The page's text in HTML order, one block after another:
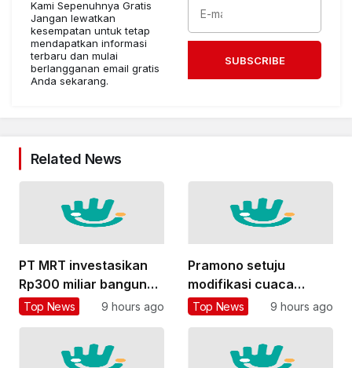
Kami Sepenuhnya Gratis
Jangan lewatkan
kesempatan untuk tetap
mendapatkan informasi
terbaru dan mulai
berlangganan email gratis
Anda sekarang.
SUBSCRIBE
Related News
PT MRT investasikan
Rp300 miliar bangun
pedestrian deck Dukuh
Top News 9 hours ago
Pramono setuju
modifikasi cuaca
dilakukan dua kali
Top News 9 hours ago